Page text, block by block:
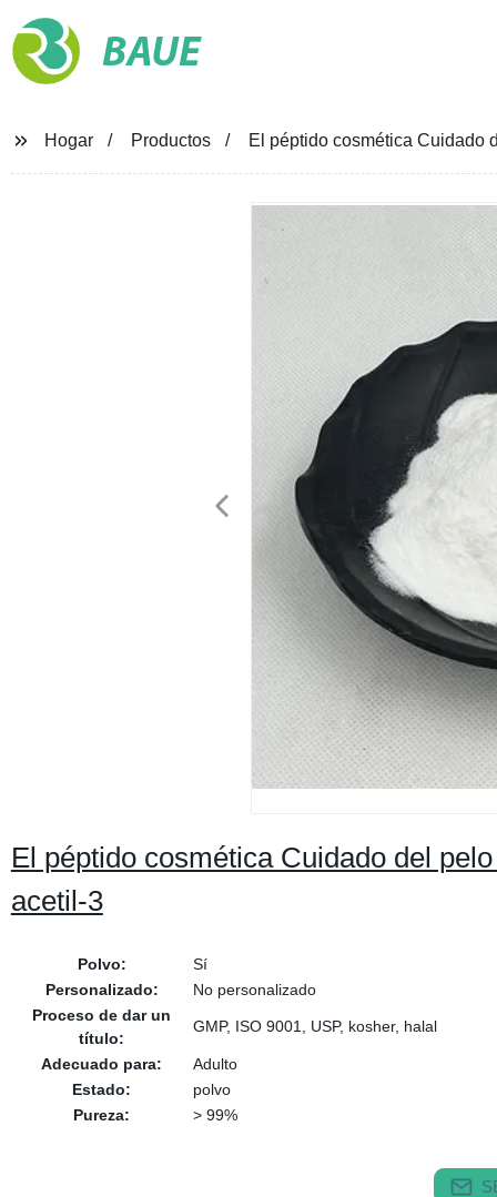
BAUE
Hogar Productos El péptido cosmética Cuidado
El péptido cosmética Cuidado del
acetil-3
Polvo:
Sí
Personalizado:
No personalizado
Proceso de dar un
título:
GMP, ISO 9001, USP, kosher, halal
Adecuado para:
Adulto
Estado:
polvo
Pureza:
> 99%